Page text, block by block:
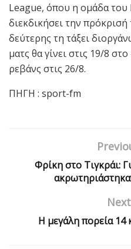
League, όπου η ομάδα του
διεκδικήσει την
δεύτερης τη τάξει
ματς θα γίνει στις 19/8
ρεβάνς στις 26/8.
ΠΗΓΗ : sport-fm
Φρίκη στο Τιγκράι:
Η μεγάλη πορεία 14